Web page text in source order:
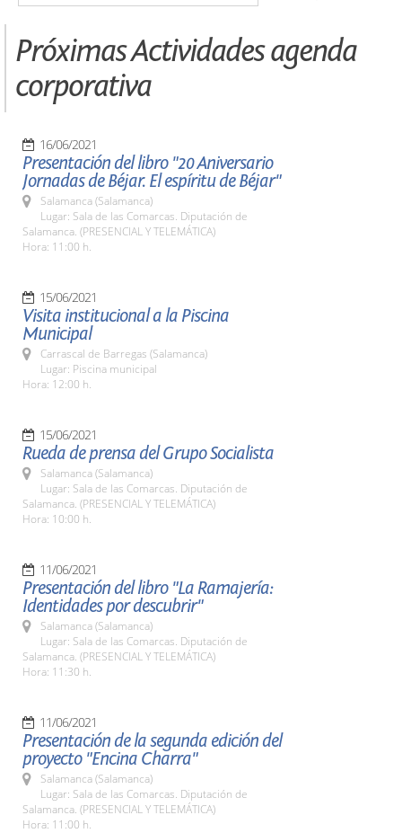
Próximas Actividades agenda
corporativa
16/06/2021
Presentación del libro "20 Aniversario
Jornadas de Béjar. El espíritu de Béjar"
Salamanca (Salamanca)
Lugar: Sala de las Comarcas. Diputación de
Salamanca. (PRESENCIAL Y TELEMÁTICA)
Hora: 11:00 h.
15/06/2021
Visita institucional a la Piscina
Municipal
Carrascal de Barregas (Salamanca)
Lugar: Piscina municipal
Hora: 12:00 h.
15/06/2021
Rueda de prensa del Grupo Socialista
Salamanca (Salamanca)
Lugar: Sala de las Comarcas. Diputación de
Salamanca. (PRESENCIAL Y TELEMÁTICA)
Hora: 10:00 h.
11/06/2021
Presentación del libro "La Ramajería:
Identidades por descubrir"
Salamanca (Salamanca)
Lugar: Sala de las Comarcas. Diputación de
Salamanca. (PRESENCIAL Y TELEMÁTICA)
Hora: 11:30 h.
11/06/2021
Presentación de la segunda edición del
proyecto "Encina Charra"
Salamanca (Salamanca)
Lugar: Sala de las Comarcas. Diputación de
Salamanca. (PRESENCIAL Y TELEMÁTICA)
Hora: 11:00 h.